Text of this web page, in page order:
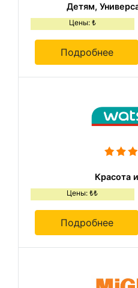
Детям,
Цены: ₺
Подробнее
Красота
Цены: ₺₺
Подробнее